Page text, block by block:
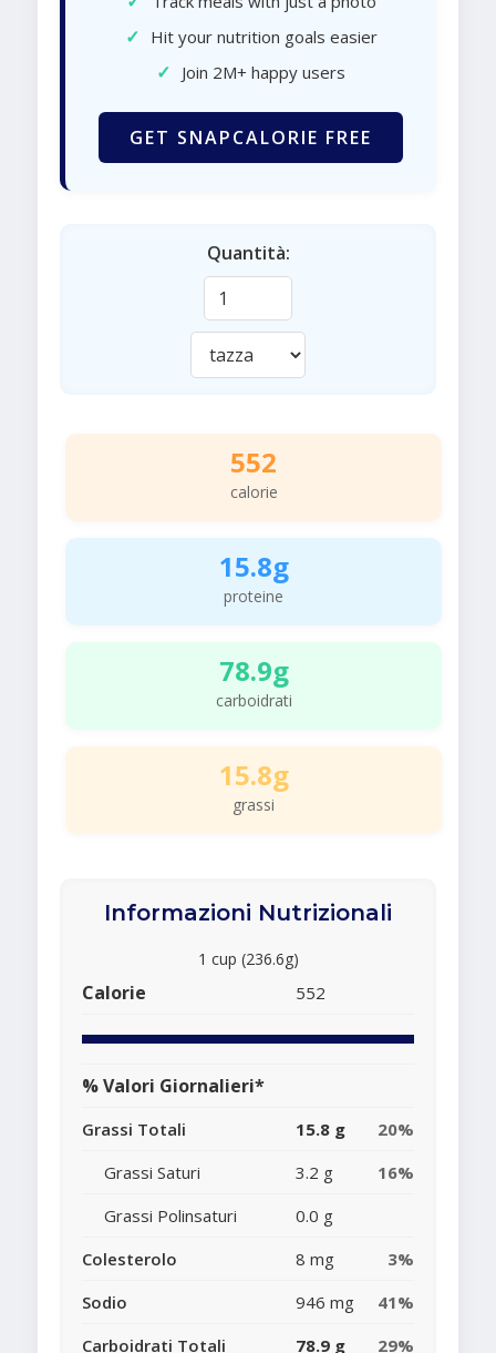
✓ Hit your nutrition goals easier
✓ Join 2M+ happy users
GET SNAPCALORIE FREE
Quantità:
552
calorie
15.8g
proteine
78.9g
carboidrati
15.8g
grassi
Informazioni Nutrizionali
1 cup (236.6g)
Calorie 552
% Valori Giornalieri*
Grassi Totali 15.8 g
20%
Grassi Saturi
3.2 g
16%
Grassi Polinsaturi
0.0 g
Colesterolo
8 mg
3%
Sodio
946 mg
41%
Carboidrati Totali
78.9 g 29%